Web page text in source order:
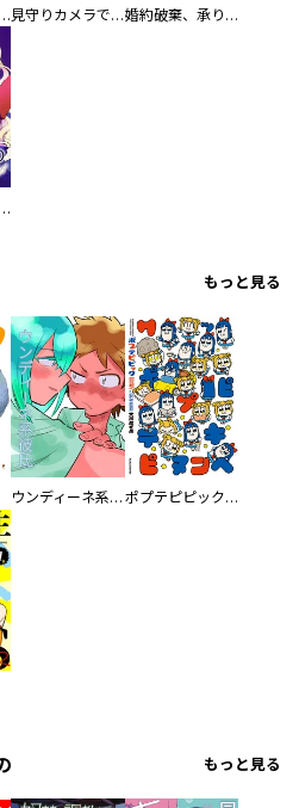
愛しのお姉様の前世がゴリラですが、わたくしが幸せにしてみせます 見守りカメラでクズ夫の不倫セックス●RECしちゃいました（分冊版） 婚約破棄、承りました～エリザベートは愛想が尽きた～
悪役令嬢の中の人～断罪された転生者のため嘘つきヒロインに復讐いたします～ 【連載版】
もっと見る
ウンディーネ系彼氏 ポプテピピック SEASON EIGHT
もっと見る